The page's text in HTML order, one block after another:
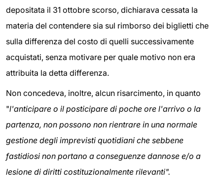
depositata il 31 ottobre scorso, dichiarava cessata la
materia del contendere sia sul rimborso dei biglietti che
sulla differenza del costo di quelli successivamente
acquistati, senza motivare per quale motivo non era
attribuita la detta differenza.
Non concedeva, inoltre, alcun risarcimento, in quanto
"l'anticipare o il posticipare di poche ore l'arrivo o la
partenza, non possono non rientrare in una normale
gestione degli imprevisti quotidiani che sebbene
fastidiosi non portano a conseguenze dannose e/o a
lesione di diritti costituzionalmente rilevanti".